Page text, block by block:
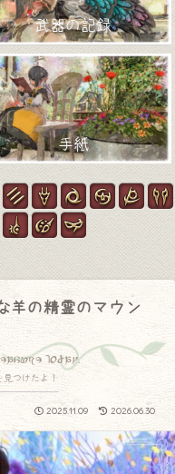
武器の記録
手紙
羊の精霊のマウン
today.
つけたよ！
2025.11.09 2026.06.30